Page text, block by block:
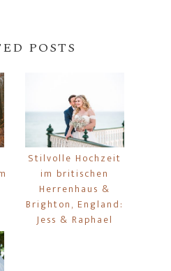
POSTS
Stilvolle Hochzeit
im britischen
Herrenhaus &
Brighton, England:
Jess & Raphael